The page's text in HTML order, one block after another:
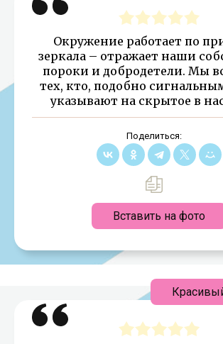
Окружение работает по
зеркала – отражает наши
пороки и добродетели. Мы
тех, кто, подобно
указывают на скрытое в
Поделиться:
Вставить на фото